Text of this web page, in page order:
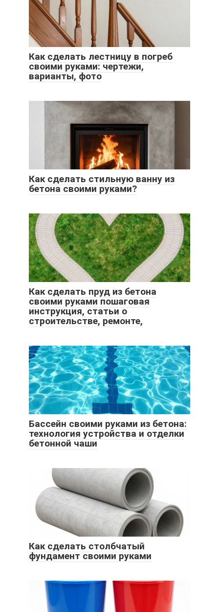
Как сделать лестницу в погреб
своими руками: чертежи,
варианты, фото
Как сделать стильную ванну из
бетона своими руками?
Как сделать пруд из бетона
своими руками пошаговая
инструкция, статьи о
строительстве, ремонте,
Бассейн своими руками из бетона:
технология устройства и отделки
бетонной чаши
Как сделать столбчатый
фундамент своими руками